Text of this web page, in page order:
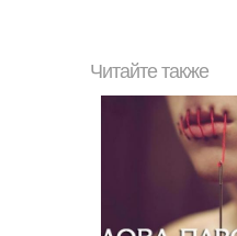
Читайте также